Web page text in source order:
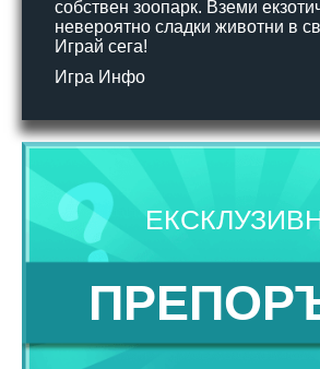
собствен зоопарк. Вземи
невероятно сладки животни в
Играй сега!
Игра Инфо